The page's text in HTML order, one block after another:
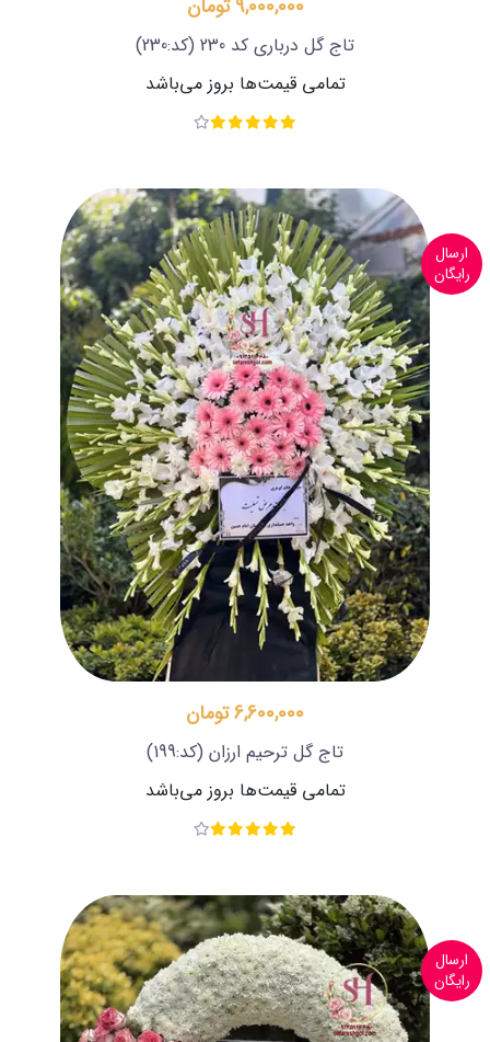
9,000,000 تومان
تاج گل درباری کد 230
(کد:230)
تمامی قیمت‌ها بروز می‌باشد
ارسال
رایگان
6,600,000 تومان
تاج گل ترحیم ارزان (کد:199)
تمامی قیمت‌ها بروز می‌باشد
ارسال
رایگان